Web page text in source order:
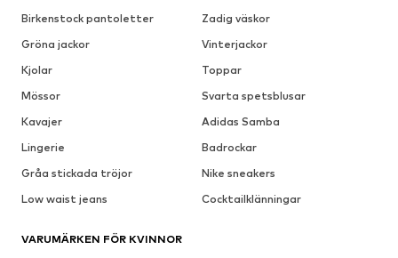
Birkenstock pantoletter
Zadig väskor
Gröna jackor
Vinterjackor
Kjolar
Toppar
Mössor
Svarta spetsblusar
Kavajer
Adidas Samba
Lingerie
Badrockar
Gråa stickada tröjor
Nike sneakers
Low waist jeans
Cocktailklänningar
VARUMÄRKEN FÖR KVINNOR